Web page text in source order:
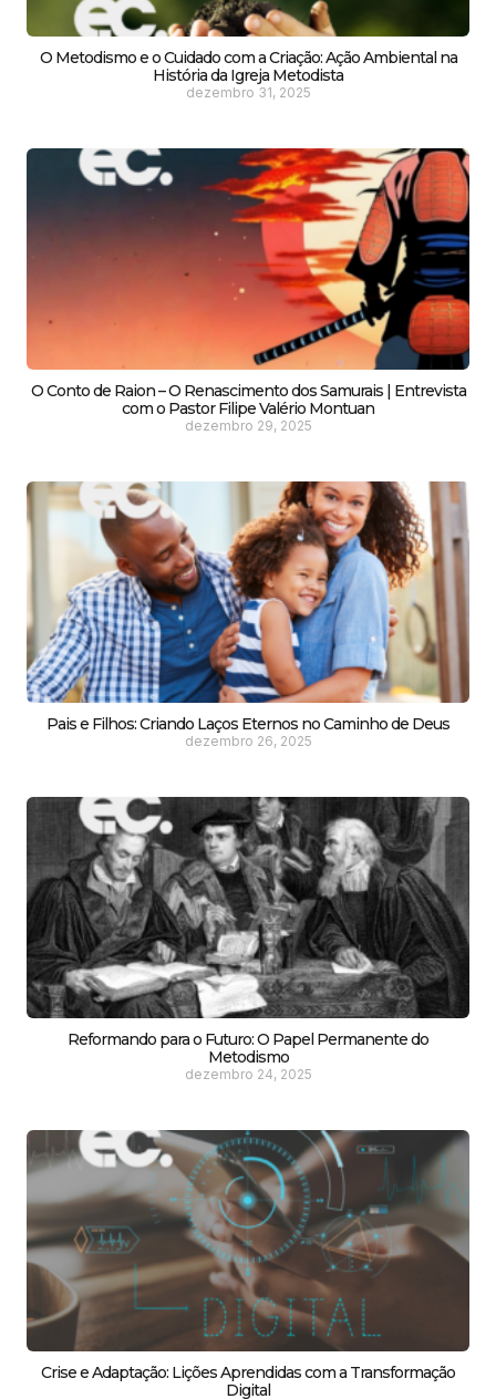
O Metodismo e o Cuidado com a Criação: Ação Ambiental na
História da Igreja Metodista
dezembro 31, 2025
O Conto de Raion – O Renascimento dos Samurais | Entrevista
com o Pastor Filipe Valério Montuan
dezembro 29, 2025
Pais e Filhos: Criando Laços Eternos no Caminho de Deus
dezembro 26, 2025
Reformando para o Futuro: O Papel Permanente do
Metodismo
dezembro 24, 2025
Crise e Adaptação: Lições Aprendidas com a Transformação
Digital